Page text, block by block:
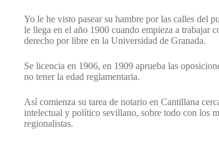
Yo le he visto pasear su hambre por las calles del
le llega en el año 1900 cuando empieza a trabajar
derecho por libre en la Universidad de Granada.
Se licencia en 1906, en 1909 aprueba las
no tener la edad reglamentaria.
Así comienza su tarea de notario en Cantillana
intelectual y político sevillano, sobre todo con los
regionalistas.